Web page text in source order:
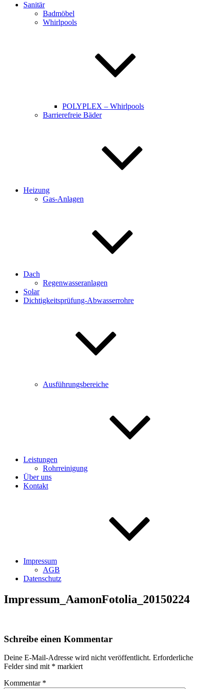
Sanitär
Badmöbel
Whirlpools
POLYPLEX – Whirlpools
Barrierefreie Bäder
Heizung
Gas-Anlagen
Dach
Regenwasseranlagen
Solar
Dichtigkeitsprüfung-Abwasserrohre
Ausführungsbereiche
Leistungen
Rohrreinigung
Über uns
Kontakt
Impressum
AGB
Datenschutz
Impressum_AamonFotolia_20150224
Schreibe einen Kommentar
Deine E-Mail-Adresse wird nicht veröffentlicht. Erforderliche
Felder sind mit * markiert
Kommentar *